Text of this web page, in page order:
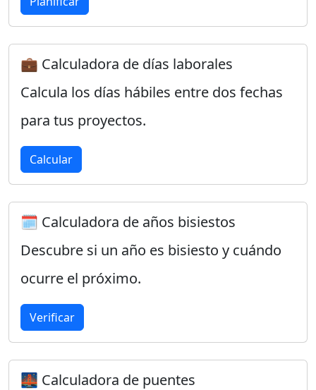
💼 Calculadora de días laborales
Calcula los días hábiles entre dos fechas
para tus proyectos.
Calcular
🗓️ Calculadora de años bisiestos
Descubre si un año es bisiesto y cuándo
ocurre el próximo.
Verificar
🌉 Calculadora de puentes